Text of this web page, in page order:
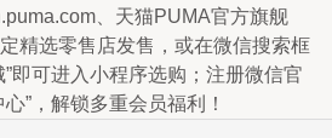
、天猫PUMA官方旗舰
精选零售店发售，或在微信搜索框
即可进入小程序选购；注册微信官
”，解锁多重会员福利！